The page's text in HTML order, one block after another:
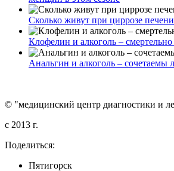
Сколько живут при циррозе печени
Клофелин и алкоголь – смертельно
Анальгин и алкоголь – сочетаемы
© "медицинский центр диагностики и
c 2013 г.
Поделиться:
Пятигорск